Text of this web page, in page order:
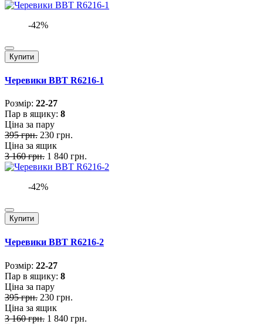
-42%
Купити
Черевики BBT R6216-1
Розмiр: 22-27
Пар в ящику: 8
Ціна за пару
395 грн. 230 грн.
Ціна за ящик
3 160 грн. 1 840 грн.
-42%
Купити
Черевики BBT R6216-2
Розмiр: 22-27
Пар в ящику: 8
Ціна за пару
395 грн. 230 грн.
Ціна за ящик
3 160 грн. 1 840 грн.